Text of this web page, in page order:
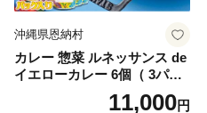
沖縄県恩納村
カレー 惣菜 ルネッサンス de
イエローカレー 6個（ 3パッ
ク × 2 ） セット｜ルネッサン
ス リゾート オキナワ11,000円